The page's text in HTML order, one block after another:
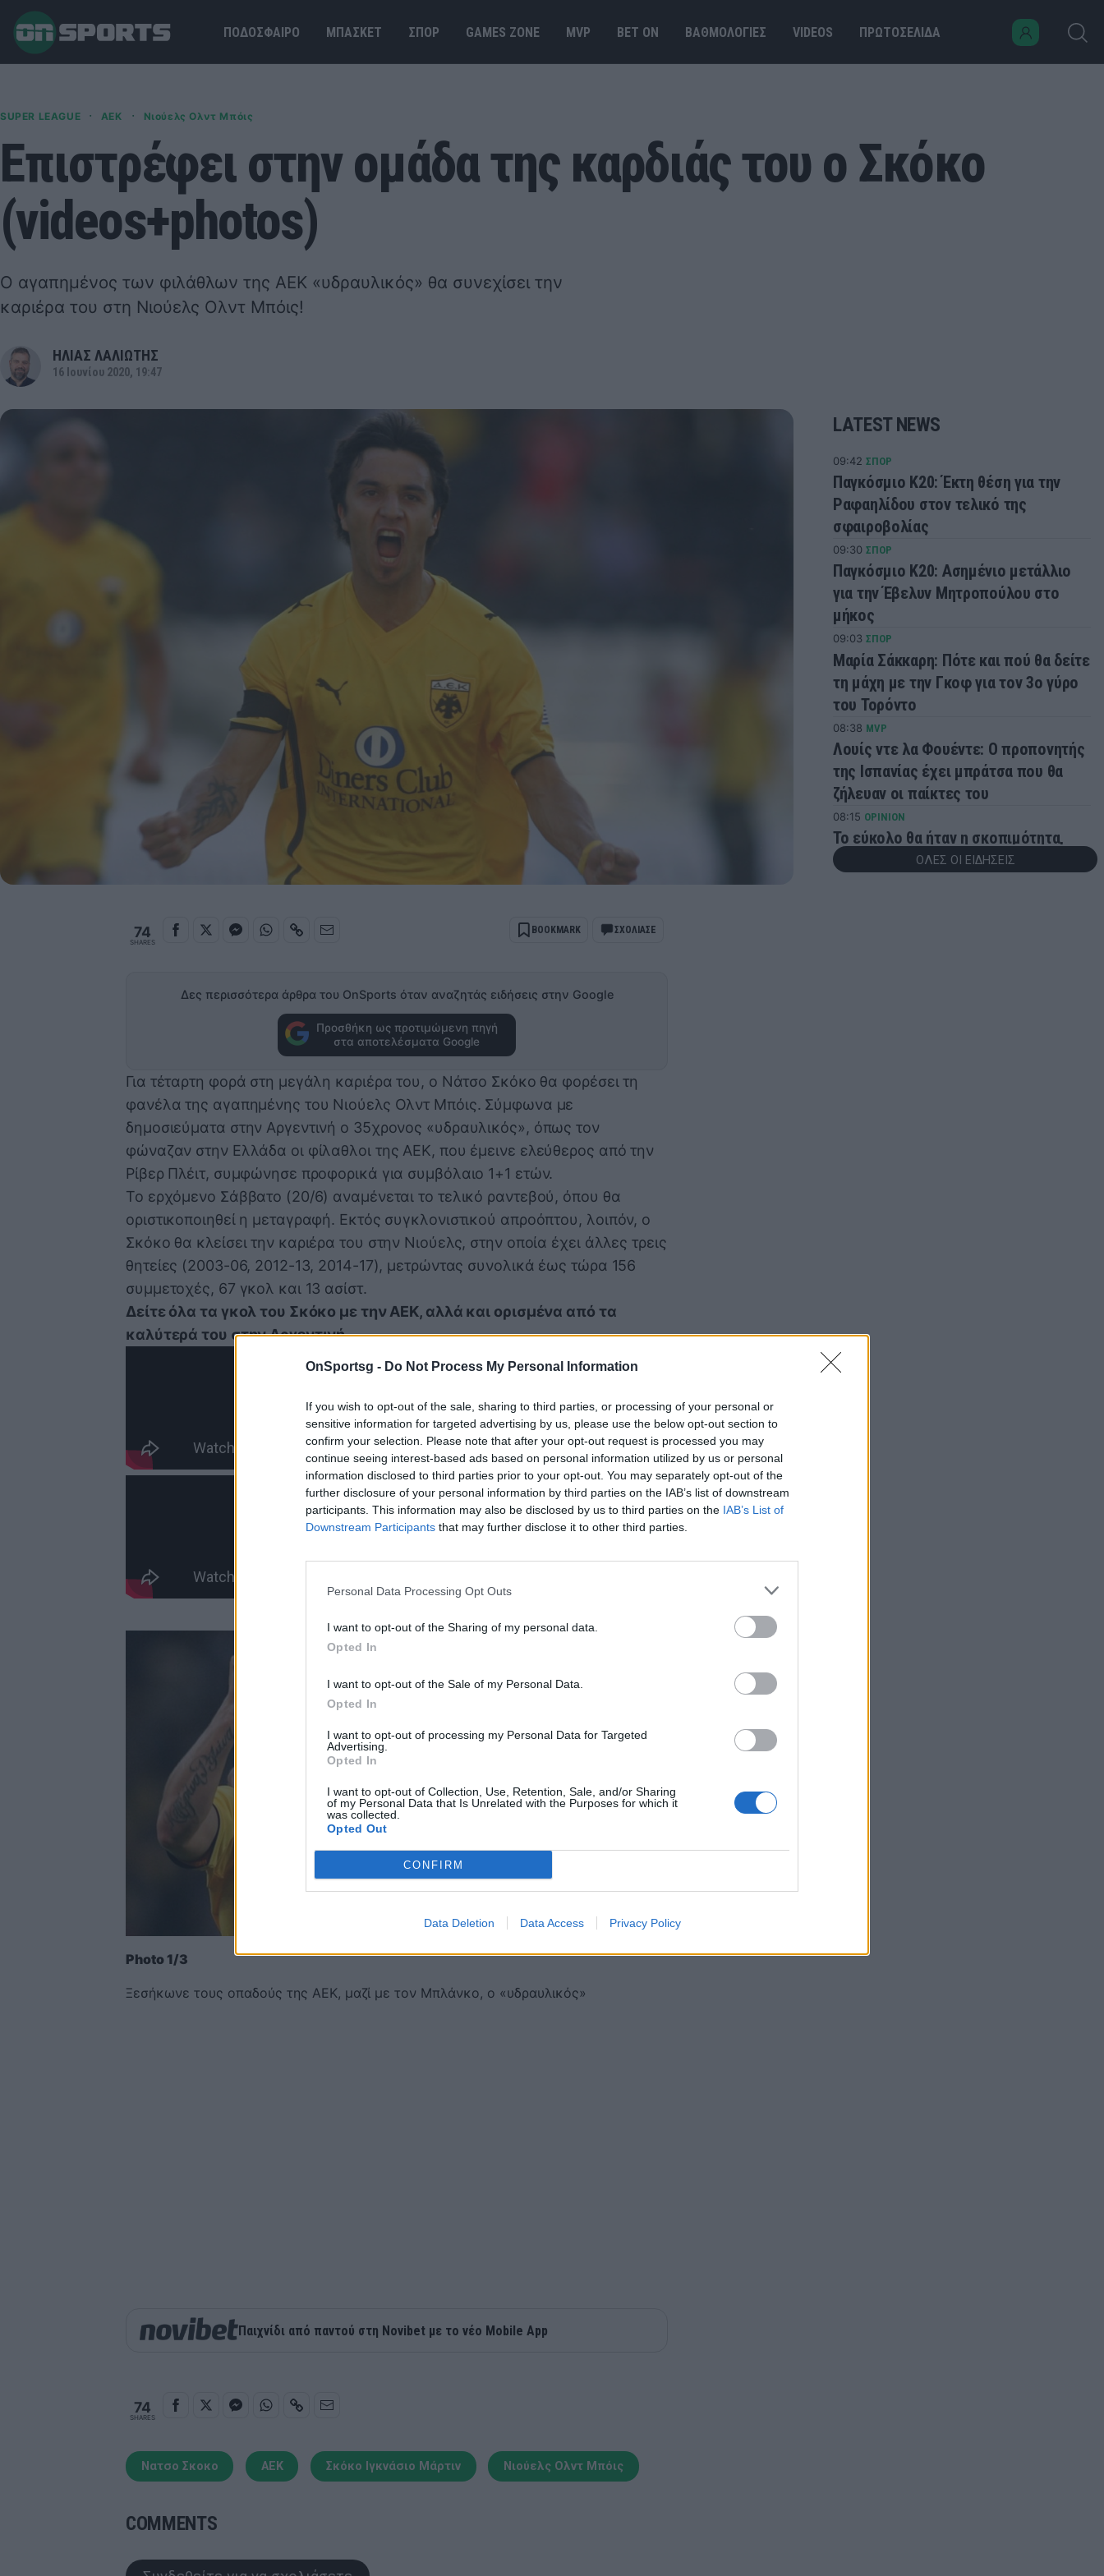
OnSportsg - Do Not Process My Personal Information
If you wish to opt-out of the sale, sharing to third parties, or processing of your personal or
sensitive information for targeted advertising by us, please use the below opt-out section to
confirm your selection. Please note that after your opt-out request is processed you may
continue seeing interest-based ads based on personal information utilized by us or personal
information disclosed to third parties prior to your opt-out. You may separately opt-out of the
further disclosure of your personal information by third parties on the IAB’s list of downstream
participants. This information may also be disclosed by us to third parties on the IAB’s List of
Downstream Participants that may further disclose it to other third parties.
Personal Data Processing Opt Outs
I want to opt-out of the Sharing of my personal data.
Opted In
I want to opt-out of the Sale of my Personal Data.
Opted In
I want to opt-out of processing my Personal Data for Targeted
Advertising.
Opted In
I want to opt-out of Collection, Use, Retention, Sale, and/or Sharing
of my Personal Data that Is Unrelated with the Purposes for which it
was collected.
Opted Out
CONFIRM
Data Deletion Data Access Privacy Policy
ΠΟΔΟΣΦΑΙΡΟ ΜΠΑΣΚΕΤ ΣΠΟΡ GAMES ΖΟΝΕ MVP BET ΟΝ ΒΑΘΜΟΛΟΓΙΕΣ VIDEOS ΠΡΩΤΟΣΕΛΙΔΑ
SUPER LEAGUE · ΑΕΚ · Νιούελς Ολντ Μπόις
Επιστρέφει στην ομάδα της καρδιάς του ο Σκόκο
(videos+photos)
Ο αγαπημένος των φιλάθλων της ΑΕΚ «υδραυλικός» θα συνεχίσει την
καριέρα του στη Νιούελς Ολντ Μπόις!
ΗΛΙΑΣ ΛΑΛΙΩΤΗΣ
16 Ιουνίου 2020, 19:47
74
SHARES
BOOKMARK ΣΧΟΛΙΑΣΕ
Δες περισσότερα άρθρα του OnSports όταν αναζητάς ειδήσεις στην Google
Προσθήκη ως προτιμώμενη πηγή
στα αποτελέσματα Google
Για τέταρτη φορά στη μεγάλη καριέρα του, ο Νάτσο Σκόκο θα φορέσει τη
φανέλα της αγαπημένης του Νιούελς Ολντ Μπόις. Σύμφωνα με
δημοσιεύματα στην Αργεντινή ο 35χρονος «υδραυλικός», όπως τον
φώναζαν στην Ελλάδα οι φίλαθλοι της ΑΕΚ, που έμεινε ελεύθερος από την
Ρίβερ Πλέιτ, συμφώνησε προφορικά για συμβόλαιο 1+1 ετών.
Το ερχόμενο Σάββατο (20/6) αναμένεται το τελικό ραντεβού, όπου θα
οριστικοποιηθεί η μεταγραφή. Εκτός συγκλονιστικού απροόπτου, λοιπόν, ο
Σκόκο θα κλείσει την καριέρα του στην Νιούελς, στην οποία έχει άλλες τρεις
θητείες (2003-06, 2012-13, 2014-17), μετρώντας συνολικά έως τώρα 156
συμμετοχές, 67 γκολ και 13 ασίστ.
Δείτε όλα τα γκολ του Σκόκο με την ΑΕΚ, αλλά και ορισμένα από τα
καλύτερά του στην Αργεντινή
Photo 1/3
Ξεσήκωνε τους οπαδούς της ΑΕΚ, μαζί με τον Μπλάνκο, ο «υδραυλικός»
Παιχνίδι από παντού στη Novibet με το νέο Mobile App
74
SHARES
Νατσο Σκοκο ΑΕΚ Σκόκο Ιγκνάσιο Μάρτιν Νιούελς Ολντ Μπόις
COMMENTS
LATEST NEWS
09:42 ΣΠΟΡ
Παγκόσμιο Κ20: Έκτη θέση για την
Ραφαηλίδου στον τελικό της
σφαιροβολίας
09:30 ΣΠΟΡ
Παγκόσμιο Κ20: Ασημένιο μετάλλιο
για την Έβελυν Μητροπούλου στο
μήκος
09:03 ΣΠΟΡ
Μαρία Σάκκαρη: Πότε και πού θα δείτε
τη μάχη με την Γκοφ για τον 3ο γύρο
του Τορόντο
08:38 MVP
Λουίς ντε λα Φουέντε: Ο προπονητής
της Ισπανίας έχει μπράτσα που θα
ζήλευαν οι παίκτες του
08:15 OPINION
Το εύκολο θα ήταν η σκοπιμότητα,
άνετες προκρίσεις και μετά άλλη μια
00:04
Λίσι: «Αξίζαμε κάτι παραπάνω –
ΟΛΕΣ ΟΙ ΕΙΔΗΣΕΙΣ